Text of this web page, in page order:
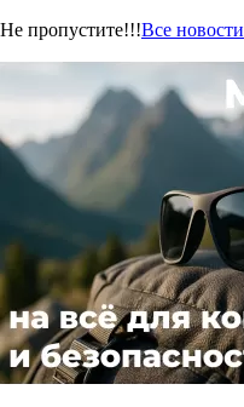
Не пропустите!!!Все новости